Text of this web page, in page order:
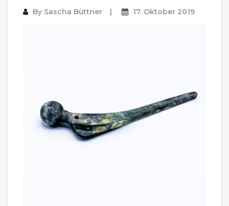
By Sascha Büttner 17. Oktober 2019